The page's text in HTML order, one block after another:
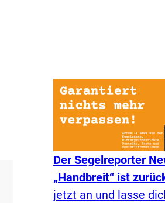
Der Segelreporter
„Handbreit“ ist
jetzt an und lasse